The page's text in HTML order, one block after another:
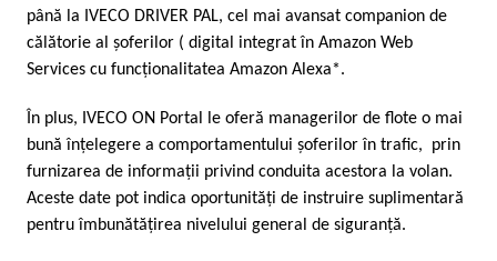
până la IVECO DRIVER PAL, cel mai avansat companion de
călătorie al şoferilor ( digital integrat în Amazon Web
Services cu funcţionalitatea Amazon Alexa*.
În plus, IVECO ON Portal le oferă managerilor de flote o mai
bună înţelegere a comportamentului şoferilor în trafic, prin
furnizarea de informaţii privind conduita acestora la volan.
Aceste date pot indica oportunităţi de instruire suplimentară
pentru îmbunătăţirea nivelului general de siguranţă.